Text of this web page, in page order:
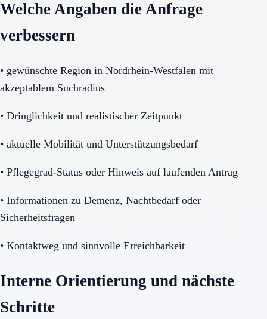
Welche Angaben die Anfrage
verbessern
• gewünschte Region in Nordrhein-Westfalen mit
akzeptablem Suchradius
• Dringlichkeit und realistischer Zeitpunkt
• aktuelle Mobilität und Unterstützungsbedarf
• Pflegegrad-Status oder Hinweis auf laufenden Antrag
• Informationen zu Demenz, Nachtbedarf oder
Sicherheitsfragen
• Kontaktweg und sinnvolle Erreichbarkeit
Interne Orientierung und nächste
Schritte